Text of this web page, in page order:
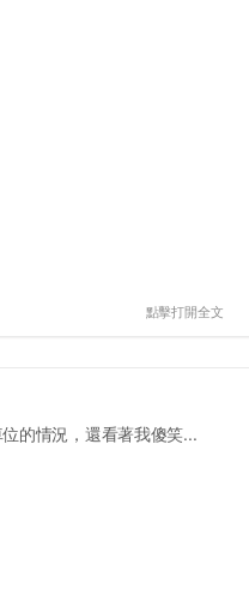
點擊打開全文
的情況，還看著我傻笑...